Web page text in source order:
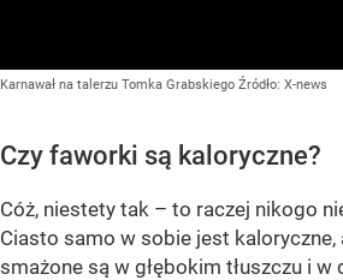
Karnawał na talerzu Tomka Grabskiego Źródło: X-news
Czy faworki są kaloryczne?
Cóż, niestety tak – to raczej nikogo
Ciasto samo w sobie jest
smażone są w głębokim tłuszczu i